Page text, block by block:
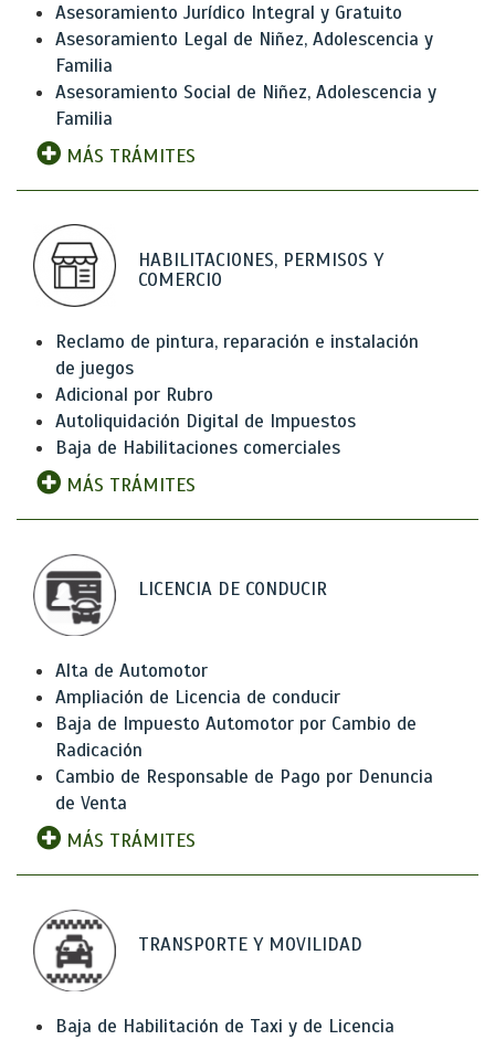
Asesoramiento Jurídico Integral y Gratuito
Asesoramiento Legal de Niñez, Adolescencia y
Familia
Asesoramiento Social de Niñez, Adolescencia y
Familia
MÁS TRÁMITES
HABILITACIONES, PERMISOS Y
COMERCIO
Reclamo de pintura, reparación e instalación
de juegos
Adicional por Rubro
Autoliquidación Digital de Impuestos
Baja de Habilitaciones comerciales
MÁS TRÁMITES
LICENCIA DE CONDUCIR
Alta de Automotor
Ampliación de Licencia de conducir
Baja de Impuesto Automotor por Cambio de
Radicación
Cambio de Responsable de Pago por Denuncia
de Venta
MÁS TRÁMITES
TRANSPORTE Y MOVILIDAD
Baja de Habilitación de Taxi y de Licencia